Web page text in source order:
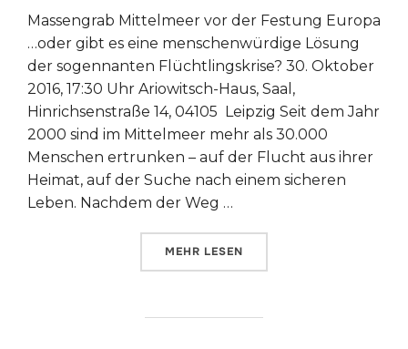
Massengrab Mittelmeer vor der Festung Europa
…oder gibt es eine menschenwürdige Lösung
der sogennanten Flüchtlingskrise? 30. Oktober
2016, 17:30 Uhr Ariowitsch-Haus, Saal,
Hinrichsenstraße 14, 04105 Leipzig Seit dem Jahr
2000 sind im Mittelmeer mehr als 30.000
Menschen ertrunken – auf der Flucht aus ihrer
Heimat, auf der Suche nach einem sicheren
Leben. Nachdem der Weg …
MEHR ÜBER „VORTRAG UND
LESEN